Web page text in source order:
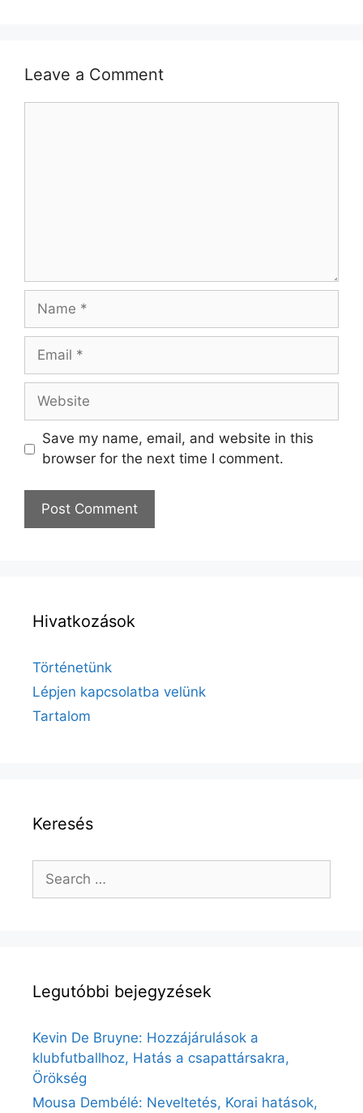
Leave a Comment
Name
Email
Website
Save my name, email, and website in this
browser for the next time I comment.
Hivatkozások
Történetünk
Lépjen kapcsolatba velünk
Tartalom
Keresés
for:
Legutóbbi bejegyzések
Kevin De Bruyne: Hozzájárulások a
klubfutballhoz, Hatás a csapattársakra,
Örökség
Mousa Dembélé: Neveltetés, Korai hatások,